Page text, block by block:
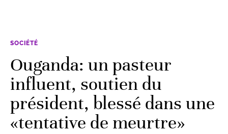
SOCIÉTÉ
Ouganda: un pasteur
influent, soutien du
président, blessé dans une
«tentative de meurtre»